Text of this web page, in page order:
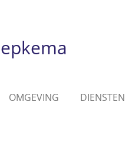
OMGEVING DIENSTEN